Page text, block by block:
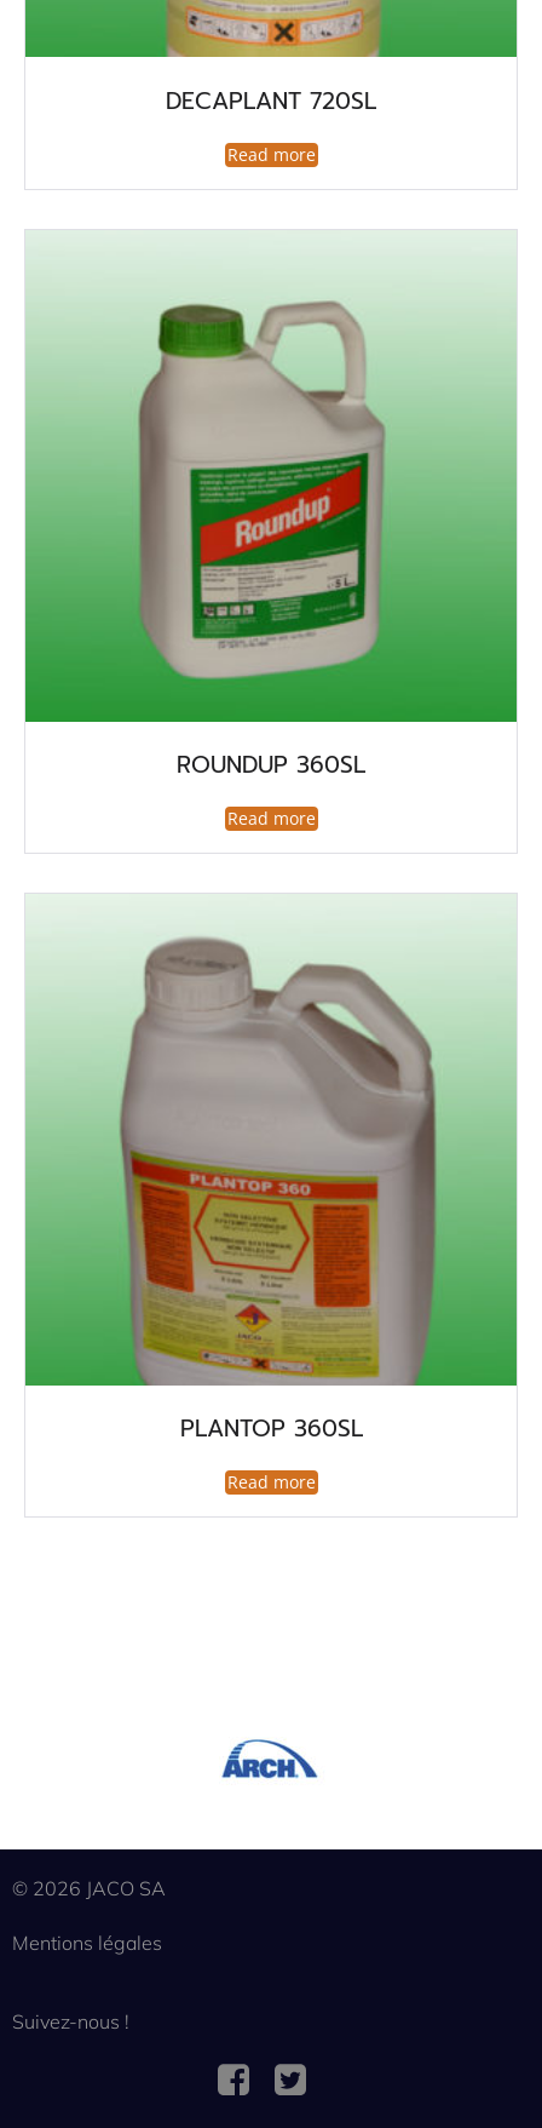
DECAPLANT 720SL
Read more
ROUNDUP 360SL
Read more
PLANTOP 360SL
Read more
© 2026 JACO SA
Mentions légales
Suivez-nous !